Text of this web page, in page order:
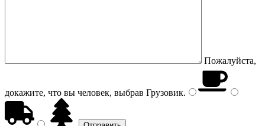
Пожалуйста,
докажите, что вы человек, выбрав Грузовик.